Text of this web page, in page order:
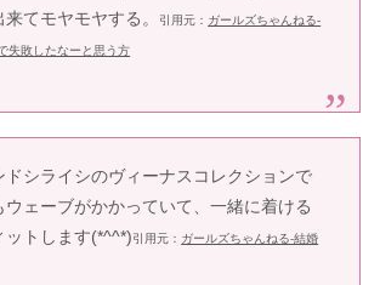
てモヤモヤする。
引用元： ガールズちゃんねる-
失敗したなーと思う方
ドシライシのヴィーナスコレクションで
ェーブがかかっていて、一緒に着ける
ットします(*^^*)引用元： ガールズちゃんねる-結婚